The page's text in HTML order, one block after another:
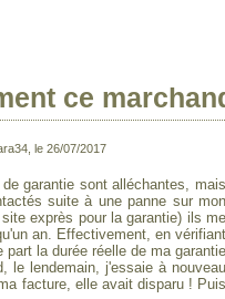
ce
le 26/07/2017
garantie sont alléchantes, mais
suite à une panne sur mon
exprès pour la garantie) ils me
an. Effectivement, en vérifiant
la durée réelle de ma garantie
le lendemain, j'essaie à nouveau
facture, elle avait disparu ! Puis